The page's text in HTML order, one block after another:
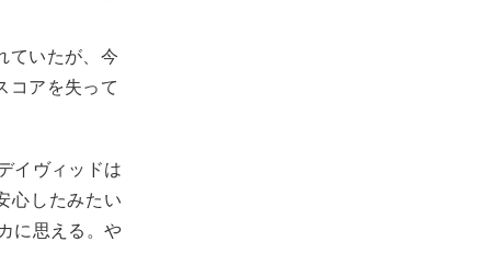
ていたが、今
コアを失って
イヴィッドは
心したみたい
に思える。や